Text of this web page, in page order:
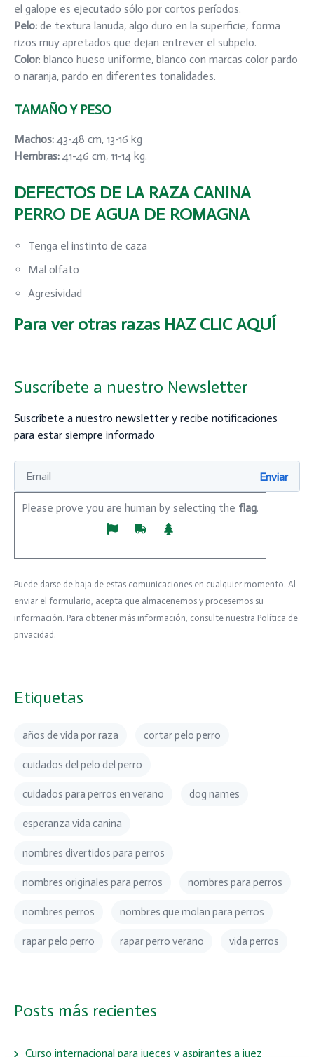
el galope es ejecutado sólo por cortos períodos.
Pelo: de textura lanuda, algo duro en la superficie, forma
rizos muy apretados que dejan entrever el subpelo.
Color: blanco hueso uniforme, blanco con marcas color pardo
o naranja, pardo en diferentes tonalidades.
TAMAÑO Y PESO
Machos:43-48 cm, 13-16 kg
Hembras:41-46 cm, 11-14 kg.
DEFECTOS DE LA RAZA CANINA
PERRO DE AGUA DE ROMAGNA
Tenga el instinto de caza
Mal olfato
Agresividad
Para ver otras razas HAZ CLIC AQUÍ
Suscríbete a nuestro Newsletter
Suscríbete a nuestro newsletter y recibe notificaciones
para estar siempre informado
Please prove you are human by selecting the flag.
Puede darse de baja de estas comunicaciones en cualquier momento. Al
enviar el formulario, acepta que almacenemos y procesemos su
información. Para obtener más información, consulte nuestra Política de
privacidad.
Etiquetas
años de vida por raza cortar pelo perro
cuidados del pelo del perro
cuidados para perros en verano dog names
esperanza vida canina
nombres divertidos para perros
nombres originales para perros nombres para perros
nombres perros nombres que molan para perros
rapar pelo perro rapar perro verano vida perros
Posts más recientes
Curso internacional para jueces y aspirantes a juez